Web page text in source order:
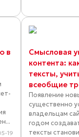
в
19
Смысловая
контента:
тексты,
всеобщие
Появление
существенно
владельцам
годом
тексты